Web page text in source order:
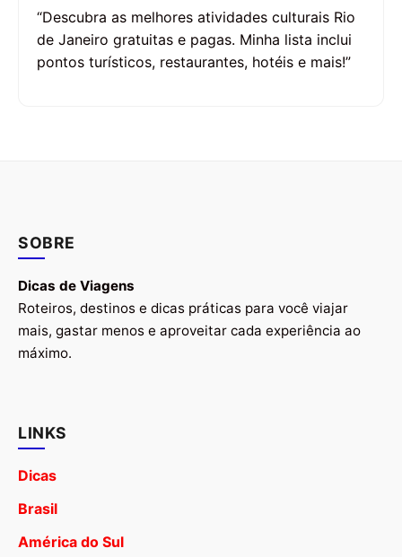
“Descubra as melhores atividades culturais Rio
de Janeiro gratuitas e pagas. Minha lista inclui
pontos turísticos, restaurantes, hotéis e mais!”
SOBRE
Dicas de Viagens
Roteiros, destinos e dicas práticas para você viajar
mais, gastar menos e aproveitar cada experiência ao
máximo.
LINKS
Dicas
Brasil
América do Sul